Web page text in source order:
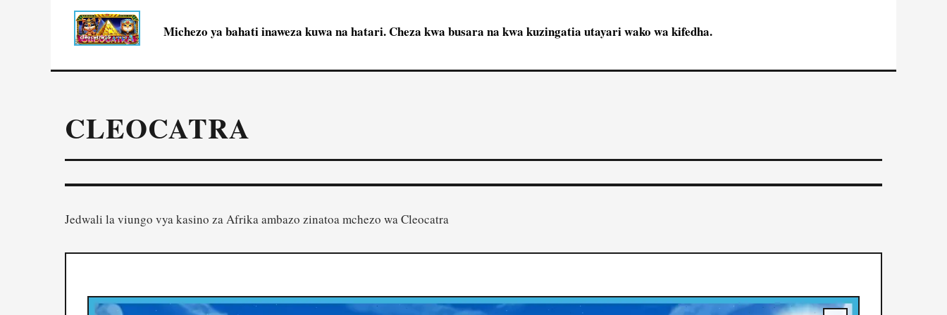
Michezo ya bahati inaweza kuwa na hatari. Cheza kwa busara na kwa kuzingatia utayari wako wa kifedha.
CLEOCATRA
CHEZA MTANDAONI
Jedwali la viungo vya kasino za Afrika ambazo zinatoa mchezo wa Cleocatra